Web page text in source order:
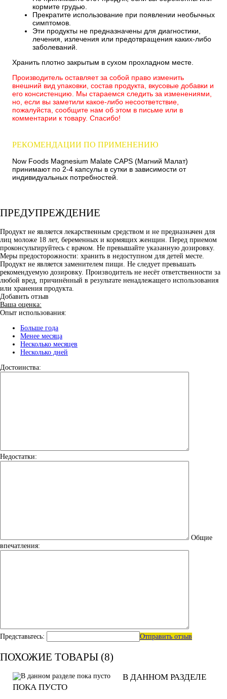
кормите грудью.
Прекратите использование при появлении необычных
симптомов.
Эти продукты не предназначены для диагностики,
лечения, излечения или предотвращения каких-либо
заболеваний.
Хранить плотно закрытым в сухом прохладном месте.
Производитель оставляет за собой право изменить
внешний вид упаковки, состав продукта, вкусовые добавки и
его консистенцию. Мы стараемся следить за изменениями,
но, если вы заметили какое-либо несоответствие,
пожалуйста, сообщите нам об этом в письме или в
комментарии к товару. Спасибо!
РЕКОМЕНДАЦИИ ПО ПРИМЕНЕНИЮ
Now Foods Magnesium Malate CAPS (Магний Малат)
принимают по 2-4 капсулы в сутки в зависимости от
индивидуальных потребностей.
ПРЕДУПРЕЖДЕНИЕ
Продукт не является лекарственным средством и не предназначен для
лиц моложе 18 лет, беременных и кормящих женщин. Перед приемом
проконсультируйтесь с врачом. Не превышайте указанную дозировку.
Меры предосторожности: хранить в недоступном для детей месте.
Продукт не является заменителем пищи. Не следует превышать
рекомендуемую дозировку. Производитель не несёт ответственности за
любой вред, причинённый в результате ненадлежащего использования
или хранения продукта.
Добавить отзыв
Ваша оценка:
Опыт использования:
Больше года
Менее месяца
Несколько месяцев
Несколько дней
Достоинства:
Недостатки:
Общие
впечатления:
Представьтесь: Отправить отзыв
ПОХОЖИЕ ТОВАРЫ (8)
В ДАННОМ РАЗДЕЛЕ
ПОКА ПУСТО